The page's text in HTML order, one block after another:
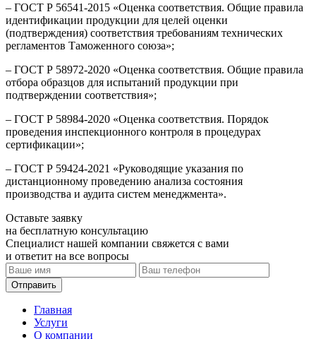
– ГОСТ Р 56541-2015 «Оценка соответствия. Общие правила
идентификации продукции для целей оценки
(подтверждения) соответствия требованиям технических
регламентов Таможенного союза»;
– ГОСТ Р 58972-2020 «Оценка соответствия. Общие правила
отбора образцов для испытаний продукции при
подтверждении соответствия»;
– ГОСТ Р 58984-2020 «Оценка соответствия. Порядок
проведения инспекционного контроля в процедурах
сертификации»;
– ГОСТ Р 59424-2021 «Руководящие указания по
дистанционному проведению анализа состояния
производства и аудита систем менеджмента».
Оставьте заявку
на бесплатную консультацию
Специалист нашей компании свяжется с вами
и ответит на все вопросы
Главная
Услуги
О компании